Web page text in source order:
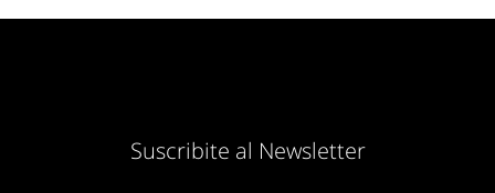
Suscribite al Newsletter